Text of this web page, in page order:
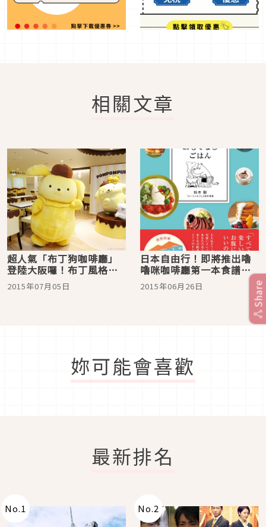
相關文章
超人氣「布丁狗咖啡廳」
登陸大阪囉！布丁風格的
章魚燒＆大阪燒超可愛♪
2015年07月05日
日本自由行！即將推出嚕
嚕咪咖啡廳第一本食譜書
「嚕嚕咪咖啡廳獨家料
理」♪
2015年06月26日
妳可能會喜歡
最新排名
No.1 No.2
Share